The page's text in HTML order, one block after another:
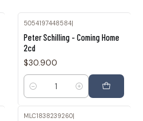
5054197448584|
Peter Schilling - Coming Home
2cd
$30.900
Cantidad
MLC1838239260